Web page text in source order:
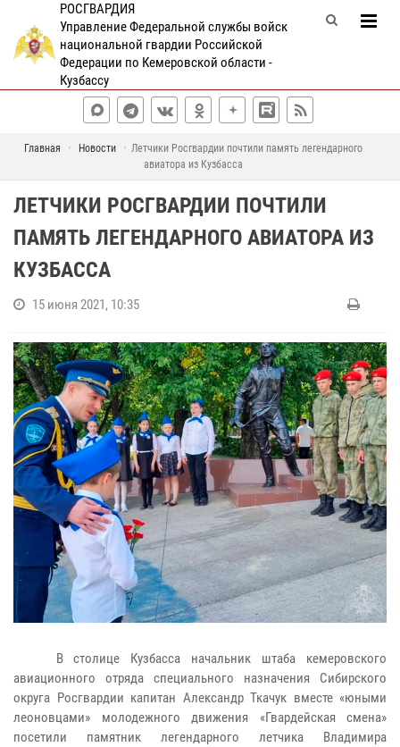
РОСГВАРДИЯ
Управление Федеральной службы войск
национальной гвардии Российской
Федерации по Кемеровской области -
Кузбассу
Главная Новости
Летчики Росгвардии почтили память легендарного
авиатора из Кузбасса
ЛЕТЧИКИ РОСГВАРДИИ ПОЧТИЛИ
ПАМЯТЬ ЛЕГЕНДАРНОГО АВИАТОРА ИЗ
КУЗБАССА
15 июня 2021, 10:35
В столице Кузбасса начальник штаба кемеровского
авиационного отряда специального назначения Сибирского
округа Росгвардии капитан Александр Ткачук вместе «юными
леоновцами» молодежного движения «Гвардейская смена»
посетили памятник легендарного летчика Владимира